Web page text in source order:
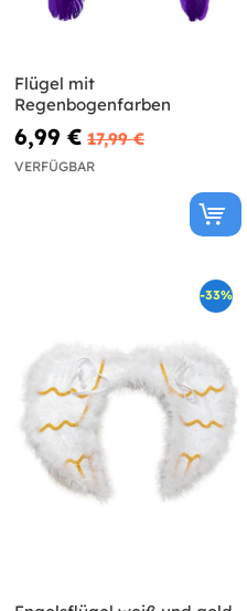
Flügel mit
Regenbogenfarben
6,99 € 17,99 €
VERFÜGBAR
-33%